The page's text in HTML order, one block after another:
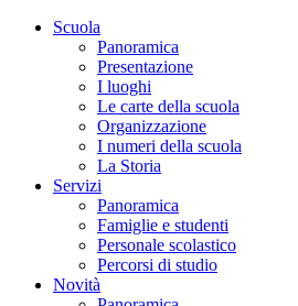
Scuola
Panoramica
Presentazione
I luoghi
Le carte della scuola
Organizzazione
I numeri della scuola
La Storia
Servizi
Panoramica
Famiglie e studenti
Personale scolastico
Percorsi di studio
Novità